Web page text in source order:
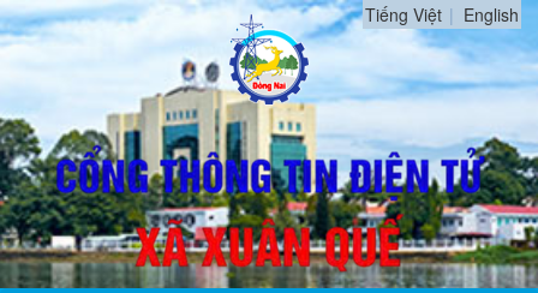
Tiếng Việt English